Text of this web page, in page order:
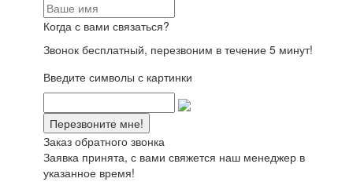
Когда с вами связаться?
Звонок бесплатный, перезвоним в течение 5 минут!
Введите символы с картинки
Заказ обратного звонка
Заявка принята, с вами свяжется наш менеджер в
указанное время!